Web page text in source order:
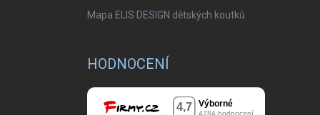
Mapa ELIS DESIGN dětských koutků
HODNOCENÍ